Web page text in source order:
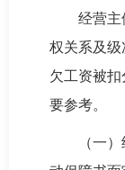
经营主
权关系及
欠工资被
要参考。
（一